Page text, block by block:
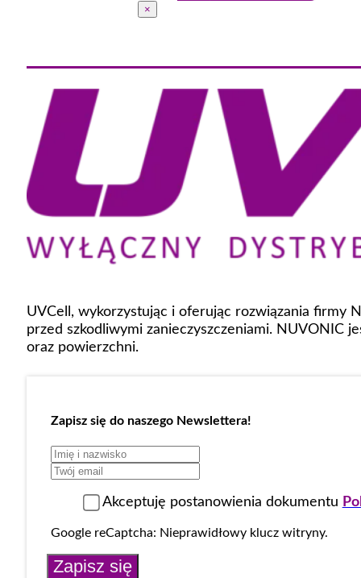
×
UVCell, wykorzystując i oferując rozwiązania firmy
przed szkodliwymi zanieczyszczeniami. NUVONIC
oraz powierzchni.
Zapisz się do naszego Newslettera!
Akceptuję postanowienia dokumentu
Google reCaptcha: Nieprawidłowy klucz witryny.
Zapisz się